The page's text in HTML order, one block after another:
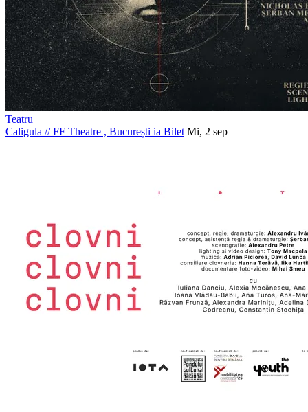
Teatru
Caligula //FF Theatre , București ia Bilet Mi, 2 sep